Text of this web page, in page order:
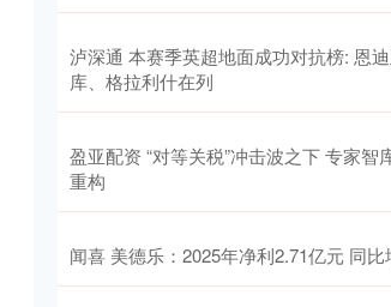
泸深通 本赛季英超地面成功对抗榜: 恩
库、格拉利什在列
盈亚配资 “对等关税”冲击波之下 专家智
重构
闻喜 美德乐：2025年净利2.71亿元 同比